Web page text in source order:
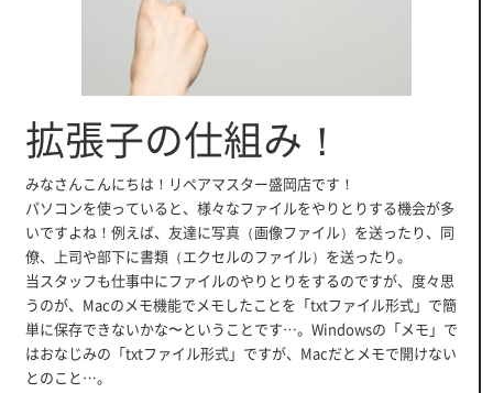
拡張子の仕組み！
みなさんこんにちは！リペアマスター盛岡店です！
パソコンを使っていると、様々なファイルをやりとりする機会が多
いですよね！例えば、友達に写真（画像ファイル）を送ったり、同
僚、上司や部下に書類（エクセルのファイル）を送ったり。
当スタッフも仕事中にファイルのやりとりをするのですが、度々思
うのが、Macのメモ機能でメモしたことを「txtファイル形式」で簡
単に保存できないかな〜ということです…。Windowsの「メモ」で
はおなじみの「txtファイル形式」ですが、Macだとメモで開けない
とのこと…。